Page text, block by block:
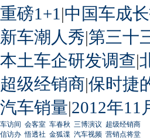
重磅1+1 |中国车成
新车潮人秀|第三十
本土车企研发调查|
超级经销商|保时捷
汽车销量|2012年11
车访间 会客室 车春秋 三博演议 超级经销商
信访办 悟透社 金狐谍 汽车视频 营销点将堂